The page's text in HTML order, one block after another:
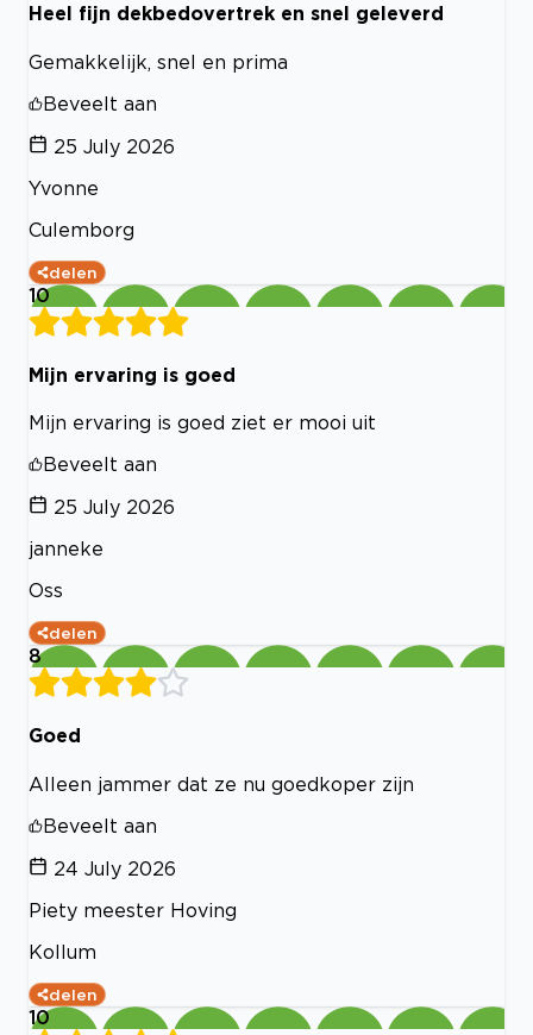
Heel fijn dekbedovertrek en snel geleverd
Gemakkelijk, snel en prima
Beveelt aan
25 July 2026
Yvonne
Culemborg
delen
10
Mijn ervaring is goed
Mijn ervaring is goed ziet er mooi uit
Beveelt aan
25 July 2026
janneke
Oss
delen
8
Goed
Alleen jammer dat ze nu goedkoper zijn
Beveelt aan
24 July 2026
Piety meester Hoving
Kollum
delen
10